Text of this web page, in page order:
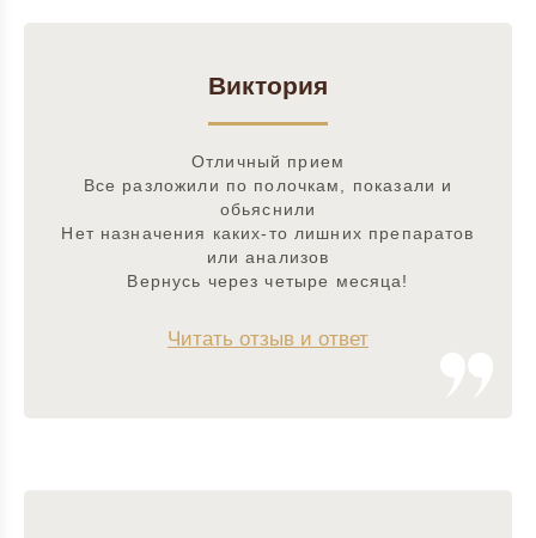
Виктория
Отличный прием
Все разложили по полочкам, показали и
обьяснили
Нет назначения каких-то лишних препаратов
или анализов
Вернусь через четыре месяца!
Читать отзыв и ответ